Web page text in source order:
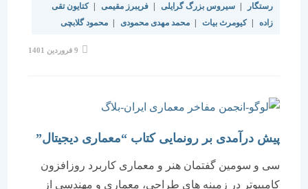
| سیروس بزرگ گرایلی | فریبرز مقیمی | کتایون تقی
کیومرث بیات | محمد مهدی محمودی | محمود گلابچی
پیش درآمدی بر رونمایی کتاب “معماری دیجیتال”
سی و سومین گفتمان هنر و معماری کاربرد روزافزون
کامپیوتر در زمینه های طراحی، معماری و مهندسی از